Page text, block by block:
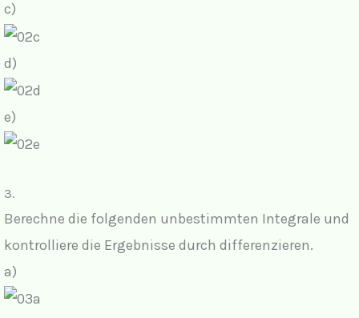
c)
d)
e)
3.
Berechne die folgenden unbestimmten Integrale und
kontrolliere die Ergebnisse durch differenzieren.
a)